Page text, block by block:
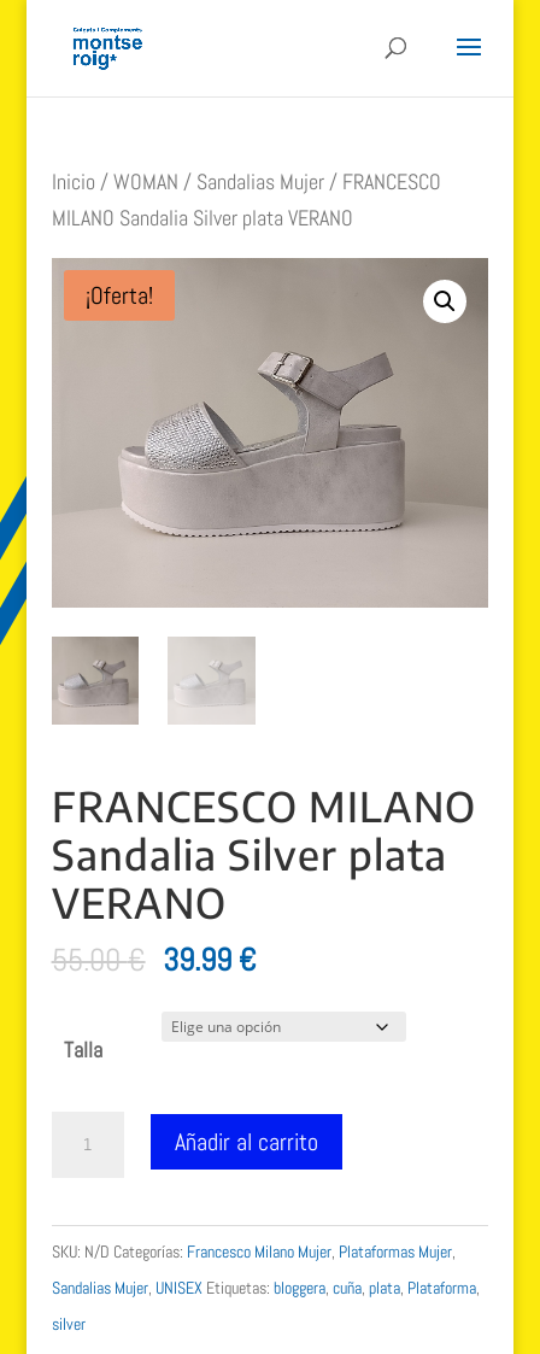
Inicio /WOMAN / Sandalias Mujer/ FRANCESCO
MILANO Sandalia Silver plata VERANO
¡Oferta!
FRANCESCO MILANO
Sandalia Silver plata
VERANO
55.00€ El
original
55.00 €.
39.99 €El
actual
39.99 €.
Talla
Añadir al carrito
SKU: N/D Categorías: Francesco Milano Mujer, Plataformas Mujer,
Sandalias Mujer, UNISEX Etiquetas: bloggera, cuña, plata, Plataforma,
silver